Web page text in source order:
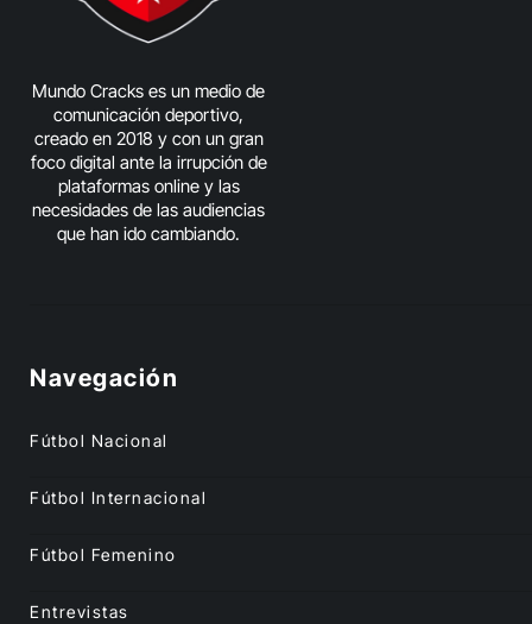
Mundo Cracks es un medio de
comunicación deportivo,
creado en 2018 y con un gran
foco digital ante la irrupción de
plataformas online y las
necesidades de las audiencias
que han ido cambiando.
Navegación
Fútbol Nacional
Fútbol Internacional
Fútbol Femenino
Entrevistas